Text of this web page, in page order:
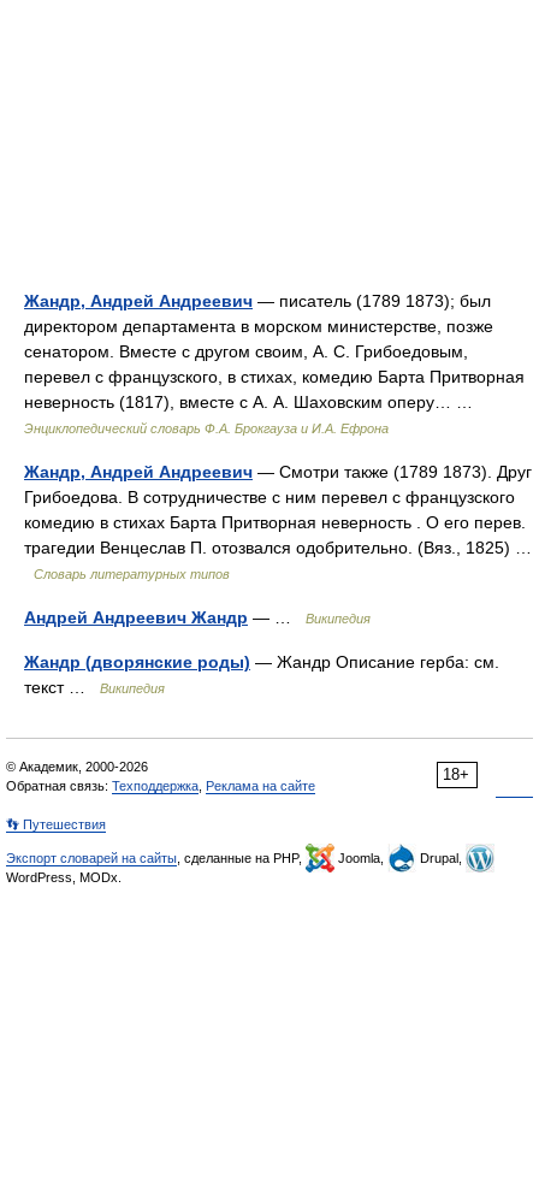
Жандр, Андрей Андреевич — писатель (1789 1873); был
директором департамента в морском министерстве, позже
сенатором. Вместе с другом своим, А. С. Грибоедовым,
перевел с французского, в стихах, комедию Барта Притворная
неверность (1817), вместе с А. А. Шаховским оперу… …
Энциклопедический словарь Ф.А. Брокгауза и И.А. Ефрона
Жандр, Андрей Андреевич — Смотри также (1789 1873). Друг
Грибоедова. В сотрудничестве с ним перевел с французского
комедию в стихах Барта Притворная неверность . О его перев.
трагедии Венцеслав П. отозвался одобрительно. (Вяз., 1825) …
Словарь литературных типов
Андрей Андреевич Жандр — … Википедия
Жандр (дворянские роды) — Жандр Описание герба: см.
текст …
Википедия
18+
© Академик, 2000-2026
Обратная связь: Техподдержка Реклама на сайте
👣 Путешествия
Экспорт словарей на сайты , сделанные на PHP, Joomla,
Drupal,
WordPress, MODx.